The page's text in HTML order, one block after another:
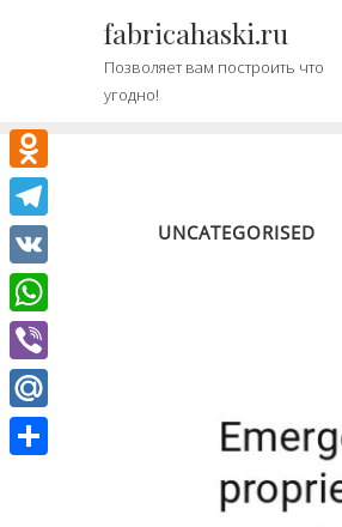
содержимому
fabricahaski.ru
Позволяет вам построить что
угодно!
UNCATEGORISED
Odnoklassniki
Telegram
VK
WhatsApp
Viber
Mail.Ru